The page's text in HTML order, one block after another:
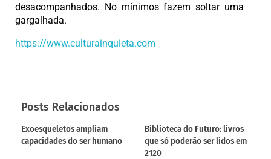
desacompanhados. No mínimos fazem soltar uma
gargalhada.
https://www.culturainquieta.com
Posts Relacionados
Exoesqueletos ampliam
capacidades do ser humano
Biblioteca do Futuro: livros
que só poderão ser lidos em
2120